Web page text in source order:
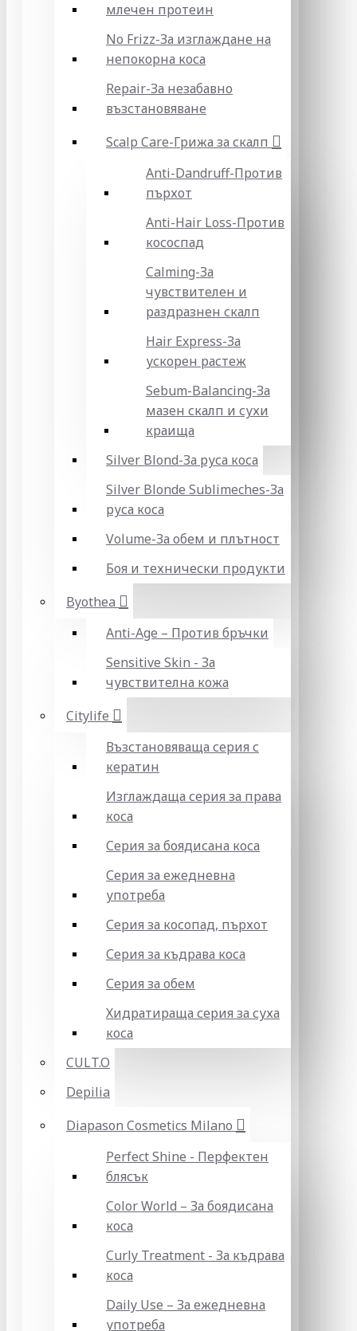
млечен протеин
No Frizz-За изглаждане на
непокорна коса
Repair-За незабавно
възстановяване
Scalp Care-Грижа за скалп
Anti-Dandruff-Против
пърхот
Anti-Hair Loss-Против
кососпад
Calming-За
чувствителен и
раздразнен скалп
Hair Express-За
ускорен растеж
Sebum-Balancing-За
мазен скалп и сухи
краища
Silver Blond-За руса коса
Silver Blonde Sublіmeches-За
руса коса
Volume-За обем и плътност
Боя и технически продукти
Byothea
Anti-Age – Против бръчки
Sensitive Skin - За
чувствителна кожа
Citylife
Възстановяваща серия с
кератин
Изглаждаща серия за права
коса
Серия за боядисана коса
Серия за ежедневна
употреба
Серия за косопад, пърхот
Серия за къдрава коса
Серия за обем
Хидратираща серия за суха
коса
CULT.O
Depilia
Diapason Cosmetics Milano
Perfect Shine - Перфектен
блясък
Color World – За боядисана
коса
Curly Treatment - За къдрава
коса
Daily Use – За ежедневна
употреба